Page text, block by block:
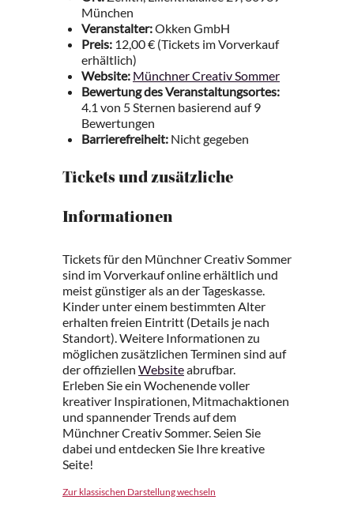
München
Veranstalter:Okken GmbH
Preis: 12,00 € (Tickets im Vorverkauf
erhältlich)
Website: Münchner Creativ Sommer
Bewertung des Veranstaltungsortes:
4.1 von 5 Sternen basierend auf 9
Bewertungen
Barrierefreiheit: Nicht gegeben
Tickets und zusätzliche
Informationen
Tickets für den Münchner Creativ Sommer
sind im Vorverkauf online erhältlich und
meist günstiger als an der Tageskasse.
Kinder unter einem bestimmten Alter
erhalten freien Eintritt (Details je nach
Standort). Weitere Informationen zu
möglichen zusätzlichen Terminen sind auf
der offiziellen Websiteabrufbar.
Erleben Sie ein Wochenende voller
kreativer Inspirationen, Mitmachaktionen
und spannender Trends auf dem
Münchner Creativ Sommer. Seien Sie
dabei und entdecken Sie Ihre kreative
Seite!
Zur klassischen Darstellung wechseln